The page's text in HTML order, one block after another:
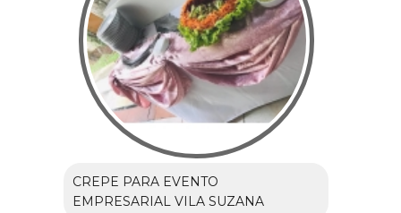
CREPE PARA EVENTO
EMPRESARIAL VILA SUZANA